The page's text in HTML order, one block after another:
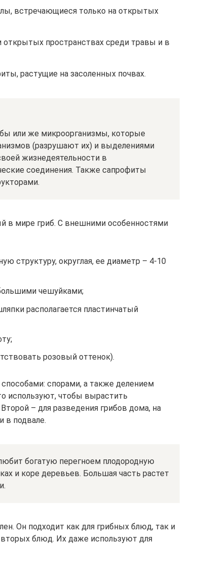
встречающиеся только на открытых
пространствах среди травы и в
растущие на засоленных почвах.
или же микроорганизмы, которые
(разрушают их) и выделениями
жизнедеятельности в
соединения. Также сапрофиты
в мире гриб. С внешними особенностями
структуру, округлая, ее диаметр – 4-10
чешуйками;
располагается пластинчатый
розовый оттенок).
спорами, а также делением
используют, чтобы вырастить
– для разведения грибов дома, на
в подвале.
богатую перегноем плодородную
и коре деревьев. Большая часть растет
Он подходит как для грибных блюд, так и
блюд. Их даже используют для